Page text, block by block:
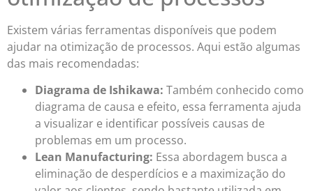
Existem várias ferramentas disponíveis que podem
ajudar na otimização de processos. Aqui estão algumas
das mais recomendadas:
Diagrama de Ishikawa: Também conhecido como
diagrama de causa e efeito, essa ferramenta ajuda
a visualizar e identificar possíveis causas de
problemas em um processo.
Lean Manufacturing: Essa abordagem busca a
eliminação de desperdícios e a maximização do